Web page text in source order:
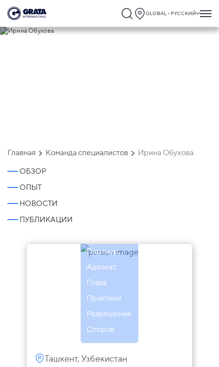
GLOBAL - РУССКИЙ
Главная Команда специалистов Ирина Обухова
ОБЗОР
ОПЫТ
НОВОСТИ
ПУБЛИКАЦИИ
Партнер,
Адвокат,
Глава
Практики
Разрешения
Споров
Ташкент, Узбекистан